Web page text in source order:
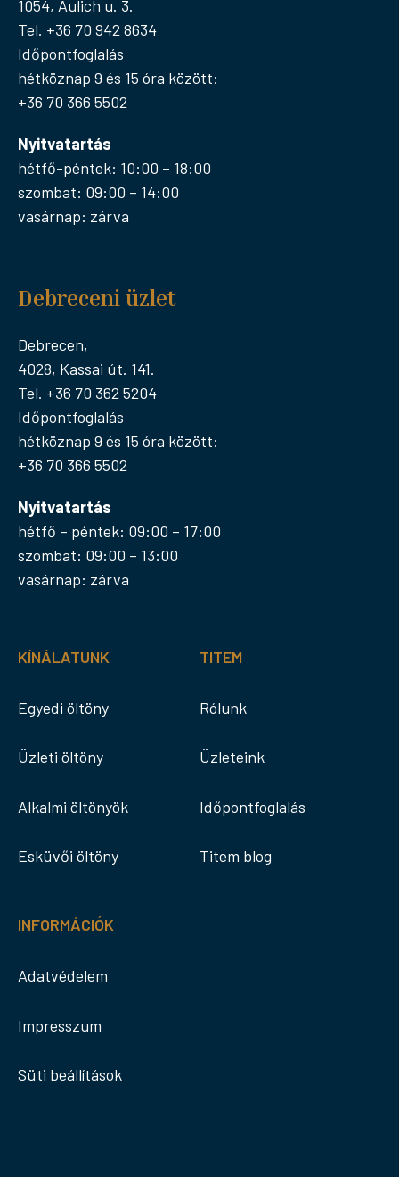
1054, Aulich u. 3.
Tel. +36 70 942 8634
Időpontfoglalás
hétköznap 9 és 15 óra között:
+36 70 366 5502
Nyitvatartás
hétfő-péntek: 10:00 – 18:00
szombat: 09:00 – 14:00
vasárnap: zárva
Debreceni üzlet
Debrecen,
4028, Kassai út. 141.
Tel. +36 70 362 5204
Időpontfoglalás
hétköznap 9 és 15 óra között:
+36 70 366 5502
Nyitvatartás
hétfő – péntek: 09:00 – 17:00
szombat: 09:00 – 13:00
vasárnap: zárva
KÍNÁLATUNK
Egyedi öltöny
Üzleti öltöny
Alkalmi öltönyök
Esküvői öltöny
TITEM
Rólunk
Üzleteink
Időpontfoglalás
Titem blog
INFORMÁCIÓK
Adatvédelem
Impresszum
Süti beállítások